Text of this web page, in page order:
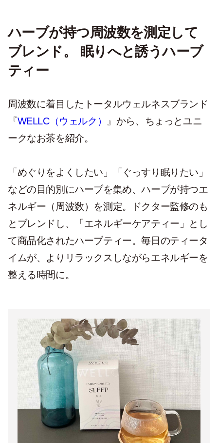
ハーブが持つ周波数を測定して
ブレンド。 眠りへと誘うハーブ
ティー
周波数に着目したトータルウェルネスブランド
『WELLC（ウェルク）
』から、ちょっとユニ
ークなお茶を紹介。
「めぐりをよくしたい」「ぐっすり眠りたい」
などの目的別にハーブを集め、ハーブが持つエ
ネルギー（周波数）を測定。ドクター監修のも
とブレンドし、「エネルギーケアティー」とし
て商品化されたハーブティー。毎日のティータ
イムが、よりリラックスしながらエネルギーを
整える時間に。